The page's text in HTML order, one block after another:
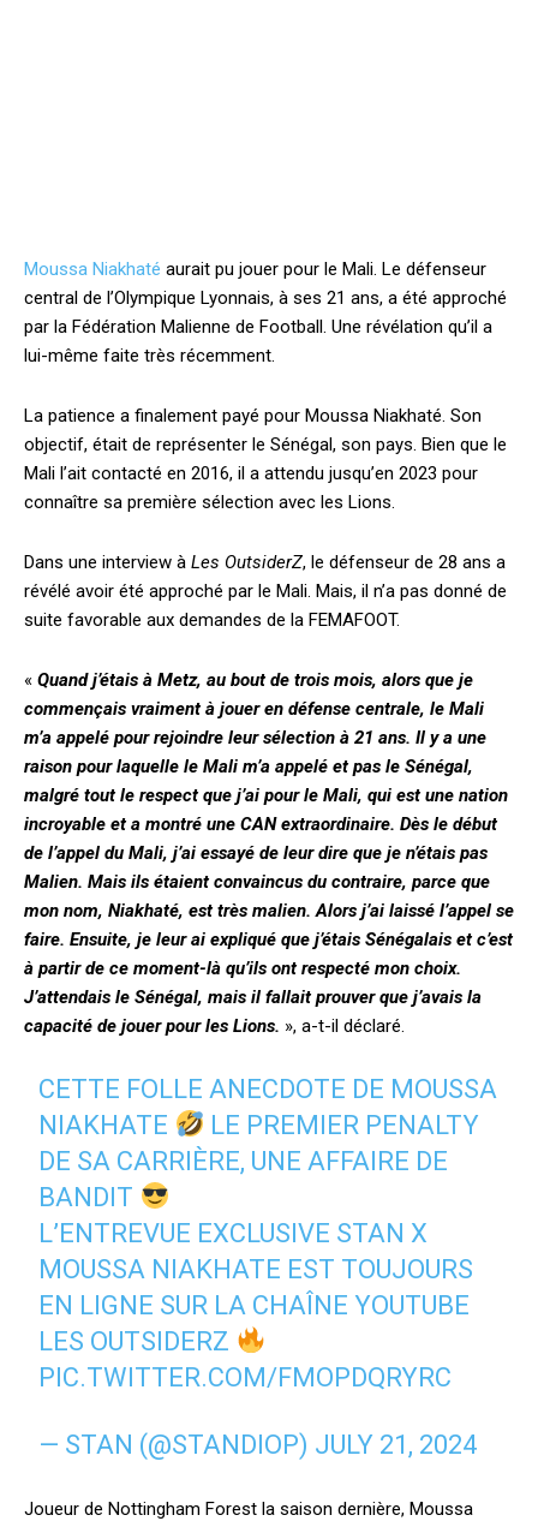
Moussa Niakhaté aurait pu jouer pour le Mali. Le défenseur
central de l’Olympique Lyonnais, à ses 21 ans, a été approché
par la Fédération Malienne de Football. Une révélation qu’il a
lui-même faite très récemment.
La patience a finalement payé pour Moussa Niakhaté. Son
objectif, était de représenter le Sénégal, son pays. Bien que le
Mali l’ait contacté en 2016, il a attendu jusqu’en 2023 pour
connaître sa première sélection avec les Lions.
Dans une interview à Les OutsiderZ, le défenseur de 28 ans a
révélé avoir été approché par le Mali. Mais, il n’a pas donné de
suite favorable aux demandes de la FEMAFOOT.
« Quand j’étais à Metz, au bout de trois mois, alors que je
commençais vraiment à jouer en défense centrale, le Mali
m’a appelé pour rejoindre leur sélection à 21 ans. Il y a une
raison pour laquelle le Mali m’a appelé et pas le Sénégal,
malgré tout le respect que j’ai pour le Mali, qui est une nation
incroyable et a montré une CAN extraordinaire. Dès le début
de l’appel du Mali, j’ai essayé de leur dire que je n’étais pas
Malien. Mais ils étaient convaincus du contraire, parce que
mon nom, Niakhaté, est très malien. Alors j’ai laissé l’appel se
faire. Ensuite, je leur ai expliqué que j’étais Sénégalais et c’est
à partir de ce moment-là qu’ils ont respecté mon choix.
J’attendais le Sénégal, mais il fallait prouver que j’avais la
capacité de jouer pour les Lions. », a-t-il déclaré.
CETTE FOLLE ANECDOTE DE MOUSSA
NIAKHATE
LE PREMIER PENALTY
DE SA CARRIÈRE, UNE AFFAIRE DE
BANDIT
L’ENTREVUE EXCLUSIVE STAN X
MOUSSA NIAKHATE EST TOUJOURS
EN LIGNE SUR LA CHAÎNE YOUTUBE
LES OUTSIDERZ
PIC.TWITTER.COM/FMOPDQRYRC
— STAN (@STANDIOP) JULY 21, 2024
Joueur de Nottingham Forest la saison dernière, Moussa